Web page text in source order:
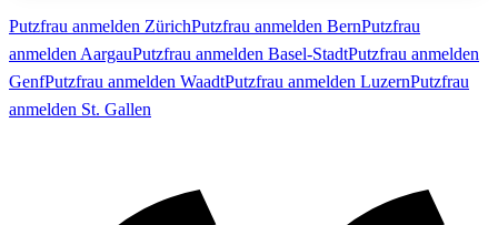
Putzfrau anmelden ZürichPutzfrau anmelden BernPutzfrau
anmelden AargauPutzfrau anmelden Basel-StadtPutzfrau anmelden
GenfPutzfrau anmelden WaadtPutzfrau anmelden LuzernPutzfrau
anmelden St. Gallen